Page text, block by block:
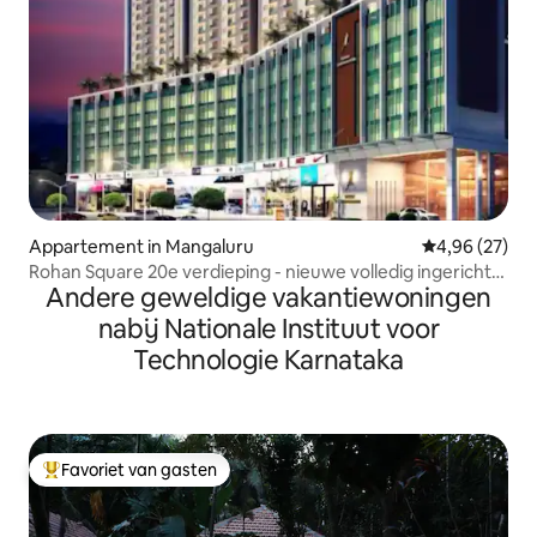
Appartement in Mangaluru Gemiddelde
4,96 (27)
Rohan Square 20e verdieping - nieuwe volledig ingerichte
woning
Andere geweldige vakantiewoningen
nabij Nationale Instituut voor
Technologie Karnataka
Topfavoriet van gasten
Favoriet van gasten